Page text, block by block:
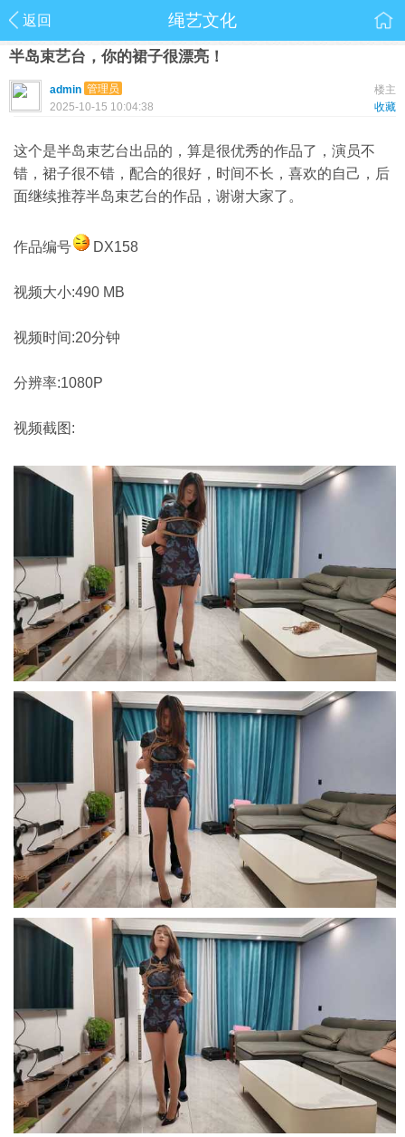
返回 绳艺文化
半岛束艺台，你的裙子很漂亮！
楼主
admin 管理员
收藏
2025-10-15 10:04:38
这个是半岛束艺台出品的，算是很优秀的作品了，演员不
错，裙子很不错，配合的很好，时间不长，喜欢的自己，后
面继续推荐半岛束艺台的作品，谢谢大家了。
作品编号 DX158
视频大小:490 MB
视频时间:20分钟
分辨率:1080P
视频截图: